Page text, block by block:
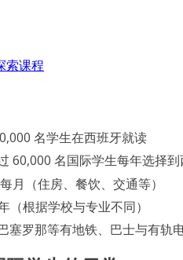
索课程
名学生在西班牙就读
60,000 名国际学生每年选择
月（住房、餐饮、交通等）
（根据学校与专业不同）
塞罗那等有地铁、巴士与有轨